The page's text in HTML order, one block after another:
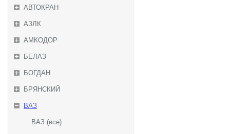
АВТОКРАН
АЗЛК
АМКОДОР
БЕЛАЗ
БОГДАН
БРЯНСКИЙ
ВАЗ
ВАЗ (все)